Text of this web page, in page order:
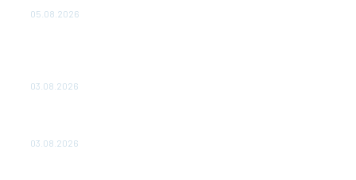
05.08.2026
03.08.2026
03.08.2026